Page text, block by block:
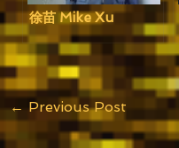
徐苗 Mike Xu
← Previous Post